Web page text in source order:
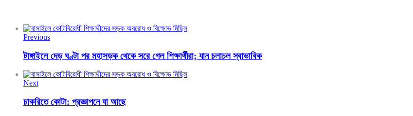
Previous
টাঙ্গাইলে দেড় ঘণ্টা পর মহাসড়ক থেকে সরে গেল শিক্ষার্থীরা; যান চলাচল স্বাভাবিক
Next
চাকরিতে কোটা: প্রজ্ঞাপনে যা আছে